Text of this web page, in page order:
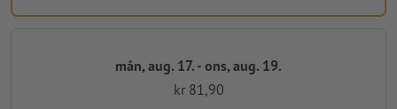
mån, aug. 17. - ons, aug. 19.
kr 81,90